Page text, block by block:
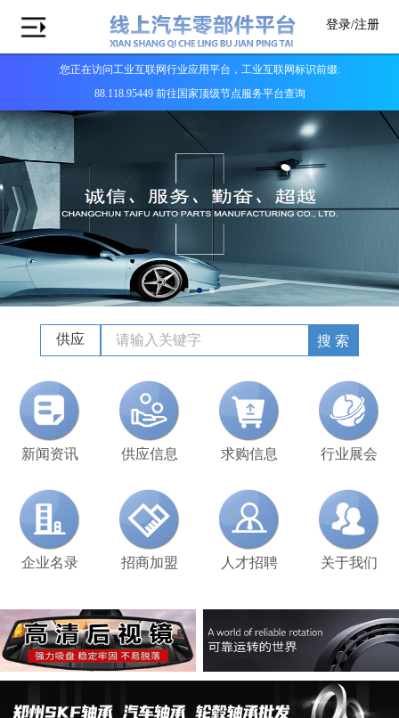
登录/注册
您正在访问工业互联网行业应用平台，工业互联网标识前缀:
88.118.95449 前往国家顶级节点服务平台查询
供应 搜 索
新闻资讯 供应信息 求购信息 行业展会
企业名录 招商加盟 人才招聘 关于我们